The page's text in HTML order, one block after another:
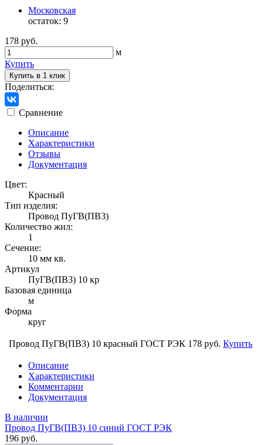
Московская
остаток: 9
178 руб.
м
Купить
Купить в 1 клик
Поделиться:
Сравнение
Описание
Характеристики
Отзывы
Документация
Цвет:
Красный
Тип изделия:
Провод ПуГВ(ПВ3)
Количество жил:
1
Сечение:
10 мм кв.
Артикул
ПуГВ(ПВ3) 10 кр
Базовая единица
м
Форма
круг
Провод ПуГВ(ПВ3) 10 красный ГОСТ РЭК 178 руб. Купить
Описание
Характеристики
Комментарии
Документация
В наличии
Провод ПуГВ(ПВ3) 10 синий ГОСТ РЭК
196 руб.